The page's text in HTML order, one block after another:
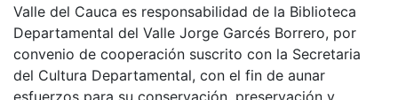
Valle del Cauca es responsabilidad de la Biblioteca
Departamental del Valle Jorge Garcés Borrero, por
convenio de cooperación suscrito con la Secretaria
del Cultura Departamental, con el fin de aunar
esfuerzos para su conservación, preservación y